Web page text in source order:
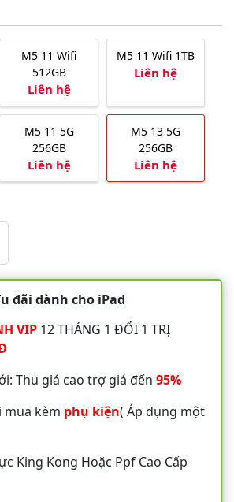
M5 11 Wifi
512GB
Liên hệ
M5 11 Wifi 1TB
Liên hệ
M5 11 5G
256GB
Liên hệ
M5 13 5G
256GB
Liên hệ
đãi dành cho iPad
VIP 12 THÁNG 1 ĐỔI 1 TRỊ
Thu giá cao trợ giá đến 95%
mua kèm phụ kiện( Áp dụng một
King Kong Hoặc Ppf Cao Cấp